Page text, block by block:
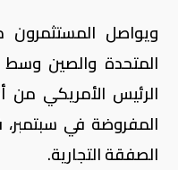
ويواصل المستثمرون
المتحدة والصين
الرئيس الأمريكي من
المفروضة في
الصفقة التجارية.